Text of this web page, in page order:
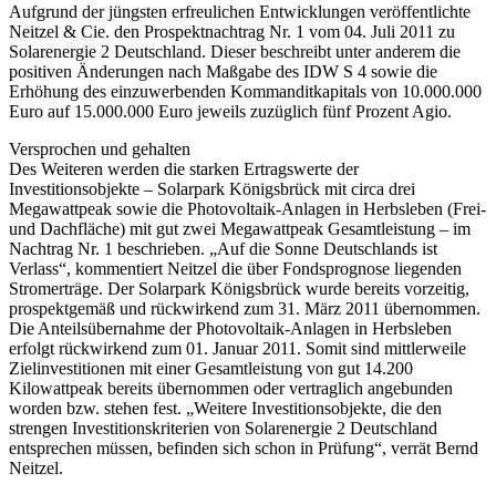
Aufgrund der jüngsten erfreulichen Entwicklungen veröffentlichte
Neitzel & Cie. den Prospektnachtrag Nr. 1 vom 04. Juli 2011 zu
Solarenergie 2 Deutschland. Dieser beschreibt unter anderem die
positiven Änderungen nach Maßgabe des IDW S 4 sowie die
Erhöhung des einzuwerbenden Kommanditkapitals von 10.000.000
Euro auf 15.000.000 Euro jeweils zuzüglich fünf Prozent Agio.
Versprochen und gehalten
Des Weiteren werden die starken Ertragswerte der
Investitionsobjekte – Solarpark Königsbrück mit circa drei
Megawattpeak sowie die Photovoltaik-Anlagen in Herbsleben (Frei-
und Dachfläche) mit gut zwei Megawattpeak Gesamtleistung – im
Nachtrag Nr. 1 beschrieben. „Auf die Sonne Deutschlands ist
Verlass“, kommentiert Neitzel die über Fondsprognose liegenden
Stromerträge. Der Solarpark Königsbrück wurde bereits vorzeitig,
prospektgemäß und rückwirkend zum 31. März 2011 übernommen.
Die Anteilsübernahme der Photovoltaik-Anlagen in Herbsleben
erfolgt rückwirkend zum 01. Januar 2011. Somit sind mittlerweile
Zielinvestitionen mit einer Gesamtleistung von gut 14.200
Kilowattpeak bereits übernommen oder vertraglich angebunden
worden bzw. stehen fest. „Weitere Investitionsobjekte, die den
strengen Investitionskriterien von Solarenergie 2 Deutschland
entsprechen müssen, befinden sich schon in Prüfung“, verrät Bernd
Neitzel.